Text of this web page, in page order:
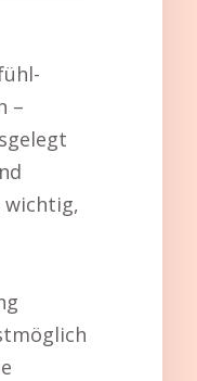
–
wichtig,